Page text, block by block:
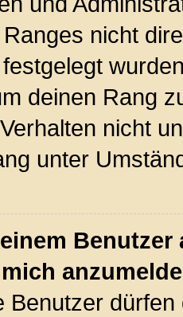
nicht
deinen Rang
nicht
unter
Benutzer